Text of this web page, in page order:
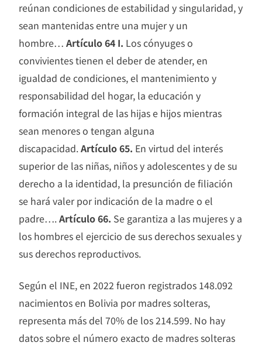
reúnan condiciones de estabilidad y singularidad, y
sean mantenidas entre una mujer y un
hombre… Artículo 64 I. Los cónyuges o
convivientes tienen el deber de atender, en
igualdad de condiciones, el mantenimiento y
responsabilidad del hogar, la educación y
formación integral de las hijas e hijos mientras
sean menores o tengan alguna
discapacidad.Artículo 65. En virtud del interés
superior de las niñas, niños y adolescentes y de su
derecho a la identidad, la presunción de filiación
se hará valer por indicación de la madre o el
padre….Artículo 66. Se garantiza a las mujeres y a
los hombres el ejercicio de sus derechos sexuales y
sus derechos reproductivos.
Según el INE, en 2022 fueron registrados 148.092
nacimientos en Bolivia por madres solteras,
representa más del 70% de los 214.599. No hay
datos sobre el número exacto de madres solteras